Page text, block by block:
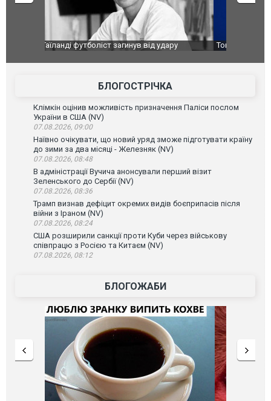
Топпосадовцю Повітряних Сил вручили нову
Сили
атаку.
БЛОГОСТРІЧКА
Клімкін оцінив можливість призначення Паліси послом
України в США (NV)
07.08.2026, 09:00
Наївно очікувати, що новий уряд зможе підготувати країну
до зими за два місяці - Железняк (NV)
07.08.2026, 08:48
В адміністрації Вучича анонсували перший візит
Зеленського до Сербії (NV)
07.08.2026, 08:36
Трамп визнав дефіцит окремих видів боєприпасів після
війни з Іраном (NV)
07.08.2026, 08:24
США розширили санкції проти Куби через військову
співпрацю з Росією та Китаєм (NV)
07.08.2026, 08:12
БЛОГОЖАБИ